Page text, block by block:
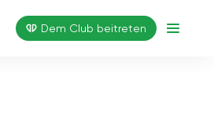
Dem Club beitreten